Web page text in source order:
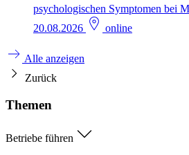
psychologischen Symptomen bei
20.08.2026
online
Alle anzeigen
Zurück
Themen
Betriebe führen